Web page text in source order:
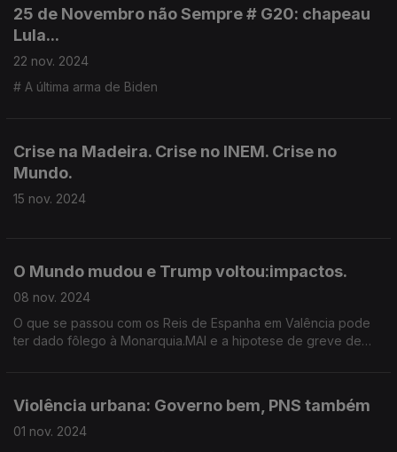
25 de Novembro não Sempre # G20: chapeau
Lula...
22 nov. 2024
# A última arma de Biden
Crise na Madeira. Crise no INEM. Crise no
Mundo.
15 nov. 2024
O Mundo mudou e Trump voltou:impactos.
08 nov. 2024
O que se passou com os Reis de Espanha em Valência pode
ter dado fôlego à Monarquia.MAI e a hipotese de greve de
Violência urbana: Governo bem, PNS também
01 nov. 2024